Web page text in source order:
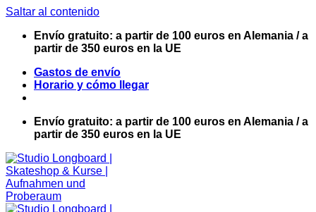
Saltar al contenido
Envío gratuito: a partir de 100 euros en Alemania / a
partir de 350 euros en la UE
Gastos de envío
Horario y cómo llegar
Envío gratuito: a partir de 100 euros en Alemania / a
partir de 350 euros en la UE